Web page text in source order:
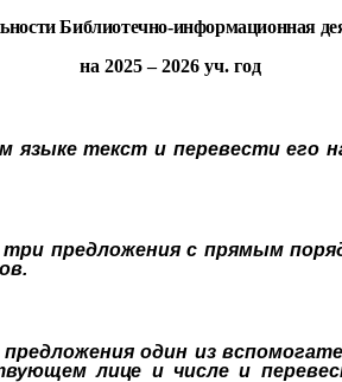
Библиотечно-информационная
на 2025 – 2026 уч. год
языке текст и перевести его
предложения с прямым
один из
лице и числе и